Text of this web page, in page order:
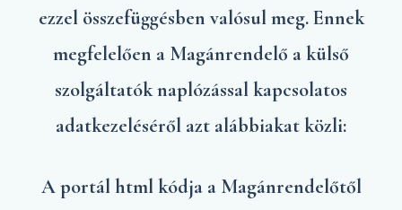
ezzel összefüggésben valósul meg. Ennek
megfelelően a Magánrendelő a külső
szolgáltatók naplózással kapcsolatos
adatkezeléséről azt alábbiakat közli:
A portál html kódja a Magánrendelőtől